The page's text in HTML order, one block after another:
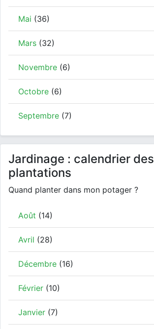
Mai (36)
Mars (32)
Novembre (6)
Octobre (6)
Septembre (7)
Jardinage : calendrier des
plantations
Quand planter dans mon potager ?
Août (14)
Avril (28)
Décembre (16)
Février (10)
Janvier (7)